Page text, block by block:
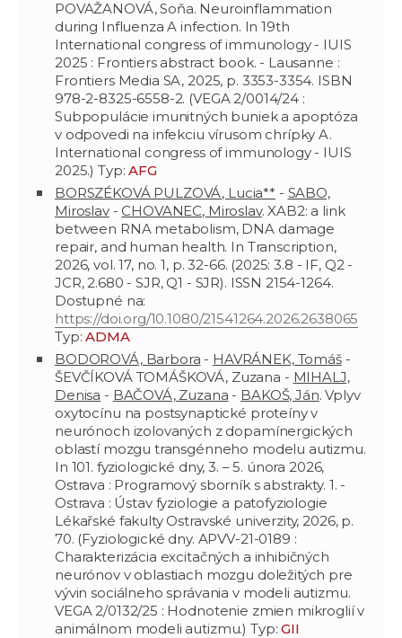
POVAŽANOVÁ, Soňa. Neuroinflammation
during Influenza A infection. In 19th
International congress of immunology - IUIS
2025 : Frontiers abstract book. - Lausanne :
Frontiers Media SA, 2025, p. 3353-3354. ISBN
978-2-8325-6558-2. (VEGA 2/0014/24 :
Subpopulácie imunitných buniek a apoptóza
v odpovedi na infekciu vírusom chrípky A.
International congress of immunology - IUIS
2025.) Typ:AFG
BORSZÉKOVÁ PULZOVÁ, Lucia** - SABO,
Miroslav- CHOVANEC, Miroslav. XAB2: a link
between RNA metabolism, DNA damage
repair, and human health. In Transcription,
2026, vol. 17, no. 1, p. 32-66. (2025: 3.8 - IF, Q2 -
JCR, 2.680 - SJR, Q1 - SJR). ISSN 2154-1264.
Dostupné na:
https://doi.org/10.1080/21541264.2026.2638065
Typ:ADMA
BODOROVÁ, Barbora - HAVRÁNEK, Tomáš-
ŠEVČÍKOVÁ TOMÁŠKOVÁ, Zuzana - MIHALJ,
Denisa - BAČOVÁ, Zuzana - BAKOŠ, Ján. Vplyv
oxytocínu na postsynaptické proteíny v
neurónoch izolovaných z dopamínergických
oblastí mozgu transgénneho modelu autizmu.
In 101. fyziologické dny, 3. – 5. února 2026,
Ostrava : Programový sborník s abstrakty. 1. -
Ostrava : Ústav fyziologie a patofyziologie
Lékařské fakulty Ostravské univerzity, 2026, p.
70. (Fyziologické dny. APVV-21-0189 :
Charakterizácia excitačných a inhibičných
neurónov v oblastiach mozgu doležitých pre
vývin sociálneho správania v modeli autizmu.
VEGA 2/0132/25 : Hodnotenie zmien mikroglií v
animálnom modeli autizmu.) Typ:GII